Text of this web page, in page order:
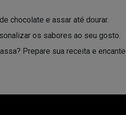
chocolate e assar até dourar.
os sabores ao seu gosto.
Prepare sua receita e